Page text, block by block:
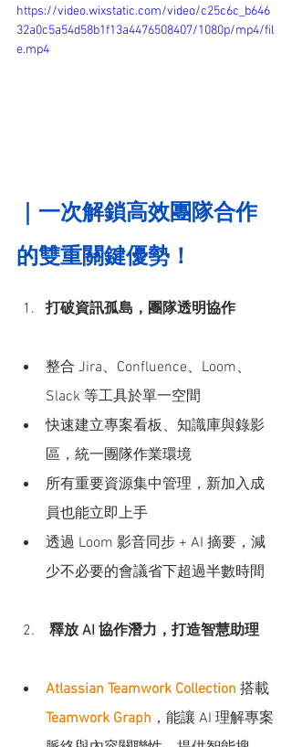
https://video.wixstatic.com/video/c25c6c_b646
32a0c5a54d58b1f13a4476508407/1080p/mp4/fil
e.mp4
｜一次解鎖高效團隊合作
的雙重關鍵優勢！
打破資訊孤島，團隊透明協作
整合 Jira、Confluence、Loom、
Slack 等工具於單一空間
快速建立專案看板、知識庫與錄影
區，統一團隊作業環境
所有重要資源集中管理，新加入成
員也能立即上手
透過 Loom 影音同步 + AI 摘要，減
少不必要的會議省下超過半數時間
釋放 AI 協作潛力，打造智慧助理
Atlassian Teamwork Collection 搭載
Teamwork Graph ，能讓 AI 理解專案